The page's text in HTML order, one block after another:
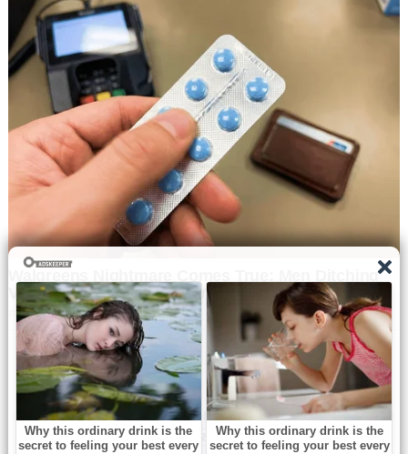
© Copyright All right reserved ByNavbharat Samay
WordPress Powered
By